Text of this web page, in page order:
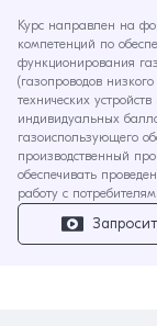
Курс направлен на
компетенций по
функционирования
(газопроводов
технических
индивидуальных
газоиспользующего
производственный
обеспечивать
работу с